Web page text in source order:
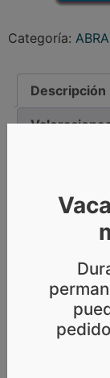
Categoría:
Descripción
ROLLO LIJA
La gama 3M
mineral de
están